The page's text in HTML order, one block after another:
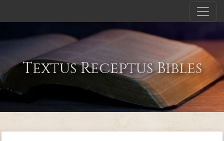
Textus Receptus Bibles